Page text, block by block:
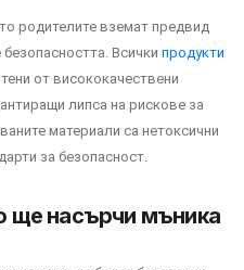
родителите вземат предвид
Всички продукти
от висококачествени
липса на рискове за
материали са нетоксични
за безопасност.
ще насърчи мъника